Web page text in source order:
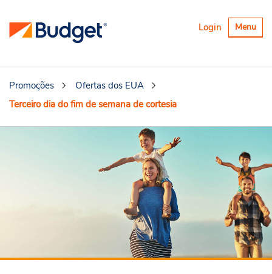
Alternar
Menu
Login
Promoções
Ofertas dos EUA
Terceiro dia do fim de semana de cortesia